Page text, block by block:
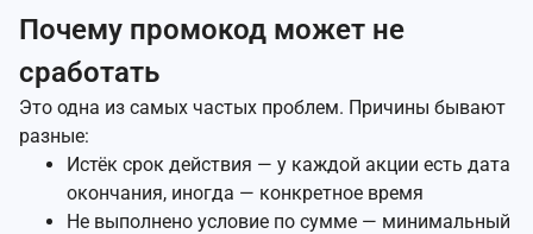
Почему промокод может не
сработать
Это одна из самых частых проблем. Причины бывают
разные:
Истёк срок действия — у каждой акции есть дата
окончания, иногда — конкретное время
Не выполнено условие по сумме — минимальный